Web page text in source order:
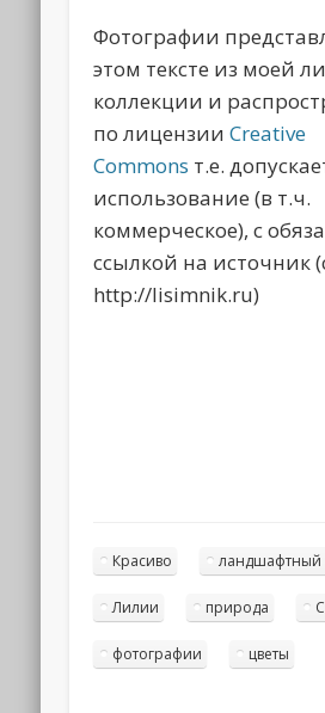
Фотографии
этом тексте из моей
коллекции и
по лицензииCreative
Commons т.е.
использование (в т.ч.
коммерческое), с
ссылкой на источник
http://lisimnik.ru)
Красиво ландшафтный
Лилии природа
фотографии цветы